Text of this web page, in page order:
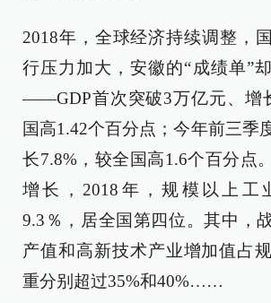
2018年，全球经济持续调整，
行压力加大，安徽的“成绩单”
——GDP首次突破3万亿元、增
国高1.42个百分点；今年前三季
长7.8%，较全国高1.6个百分点
增长，2018年，规模以上工
9.3％，居全国第四位。其中，
产值和高新技术产业增加值占
重分别超过35%和40%……